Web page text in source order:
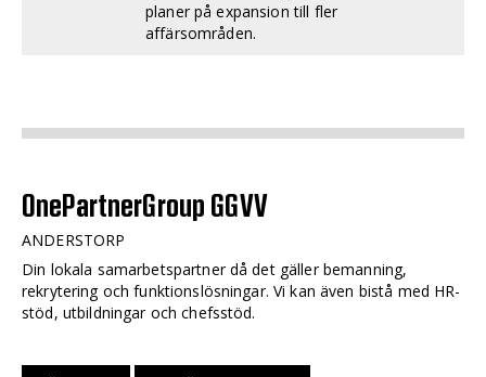
planer på expansion till fler
affärsområden.
OnePartnerGroup GGVV
ANDERSTORP
Din lokala samarbetspartner då det gäller bemanning,
rekrytering och funktionslösningar. Vi kan även bistå med HR-
stöd, utbildningar och chefsstöd.